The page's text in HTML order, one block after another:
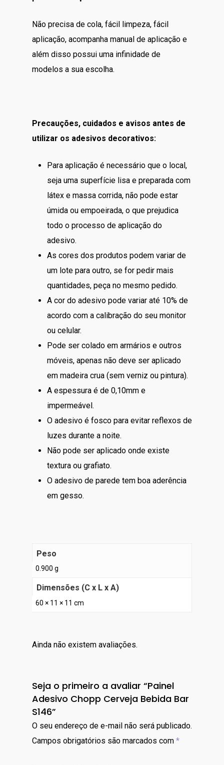
Não precisa de cola, fácil limpeza, fácil
aplicação, acompanha manual de aplicação e
além disso possui uma infinidade de
modelos a sua escolha.
Precauções, cuidados e avisos antes de
utilizar os adesivos decorativos:
Para aplicação é necessário que o local,
seja uma superfície lisa e preparada com
látex e massa corrida, não pode estar
úmida ou empoeirada, o que prejudica
todo o processo de aplicação do
adesivo.
As cores dos produtos podem variar de
um lote para outro, se for pedir mais
quantidades, peça no mesmo pedido.
A cor do adesivo pode variar até 10% de
acordo com a calibração do seu monitor
ou celular.
Pode ser colado em armários e outros
móveis, apenas não deve ser aplicado
em madeira crua (sem verniz ou pintura).
A espessura é de 0,10mm e
impermeável.
O adesivo é fosco para evitar reflexos de
luzes durante a noite.
Não pode ser aplicado onde existe
textura ou grafiato.
O adesivo de parede tem boa aderência
em gesso.
Peso
0.900 g
Dimensões (C x L x A)
60 × 11 × 11 cm
Ainda não existem avaliações.
Seja o primeiro a avaliar “Painel
Adesivo Chopp Cerveja Bebida Bar
S146”
O seu endereço de e-mail não será publicado.
Campos obrigatórios são marcados com *